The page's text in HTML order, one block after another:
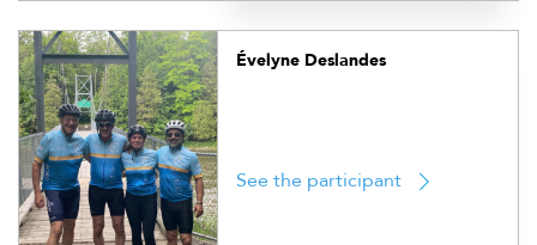
Évelyne Deslandes
See the participant